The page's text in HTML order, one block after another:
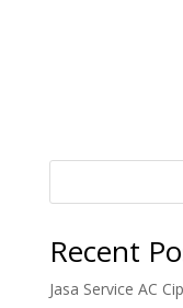
Recent
Jasa Service AC